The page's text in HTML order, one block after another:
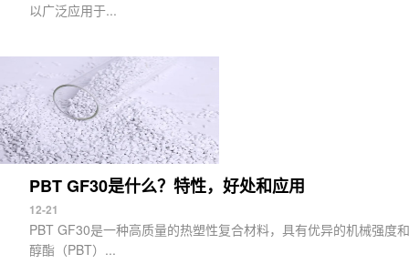
以广泛应用于...
PBT GF30是什么？特性，好处和应用
12-21
PBT GF30是一种高质量的热塑性复合材料，具有优异的机械强度
醇酯（PBT）...